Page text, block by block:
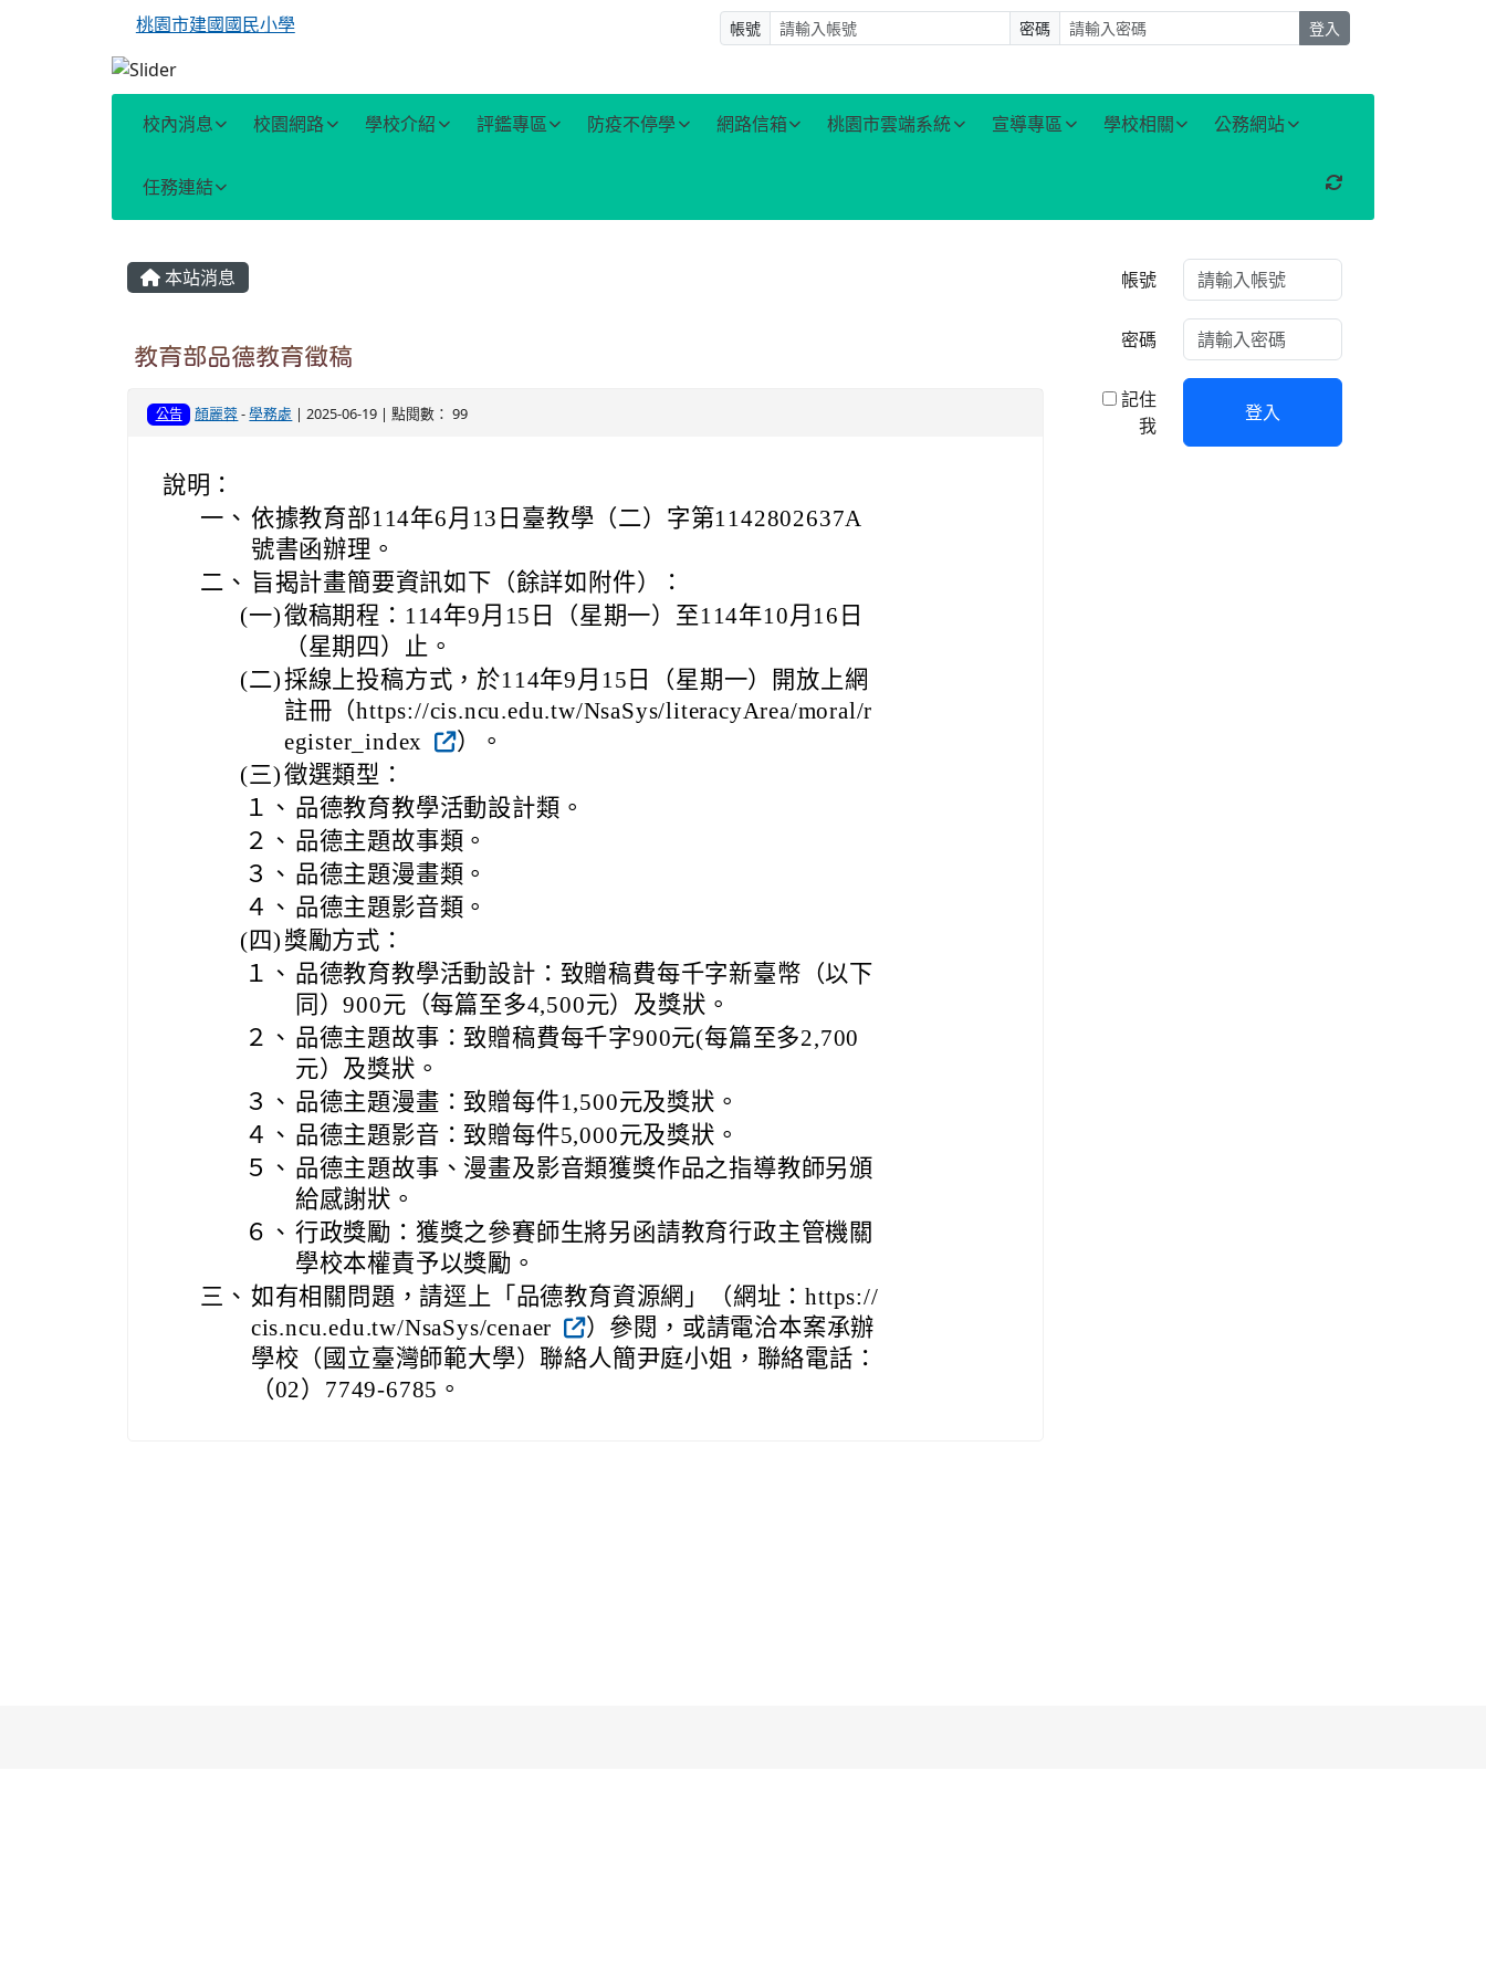
桃園市建國國民小學 帳號 密碼 登入
校內消息 校園網路 學校介紹 評鑑專區 防疫不停學 網路信箱 桃園市雲端系統 宣導專區 學校相關 公務網站
任務連結 重新取得佈景設定
主內容區域
本站消息
教育部品德教育徵稿
公告 顏麗蓉-學務處 | 2025-06-19 | 點閱數： 99
說明：
一、 依據教育部114年6月13日臺教學（二）字第1142802637A
號書函辦理。
二、 旨揭計畫簡要資訊如下（餘詳如附件）：
(一)徵稿期程：114年9月15日（星期一）至114年10月16日
（星期四）止。
(二)採線上投稿方式，於114年9月15日（星期一）開放上網
註冊（https://cis.ncu.edu.tw/NsaSys/literacyArea/moral/r
egister_index
）。
(三)徵選類型：
１、 品德教育教學活動設計類。
２、 品德主題故事類。
３、 品德主題漫畫類。
４、 品德主題影音類。
(四) 獎勵方式：
１、 品德教育教學活動設計：致贈稿費每千字新臺幣（以下
同）900元（每篇至多4,500元）及獎狀。
２、 品德主題故事：致贈稿費每千字900元(每篇至多2,700
元）及獎狀。
３、 品德主題漫畫：致贈每件1,500元及獎狀。
４、 品德主題影音：致贈每件5,000元及獎狀。
５、 品德主題故事、漫畫及影音類獲獎作品之指導教師另頒
給感謝狀。
６、 行政獎勵：獲獎之參賽師生將另函請教育行政主管機關
學校本權責予以獎勵。
三、 如有相關問題，請逕上「品德教育資源網」（網址：https://
cis.ncu.edu.tw/NsaSys/cenaer
）參閱，或請電洽本案承辦
學校（國立臺灣師範大學）聯絡人簡尹庭小姐，聯絡電話：
（02）7749-6785。
右邊區域內容
帳號
密碼
記住
我
登入